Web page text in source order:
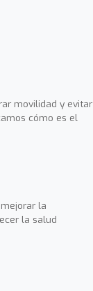
movilidad y evitar
cómo es el
la
la salud